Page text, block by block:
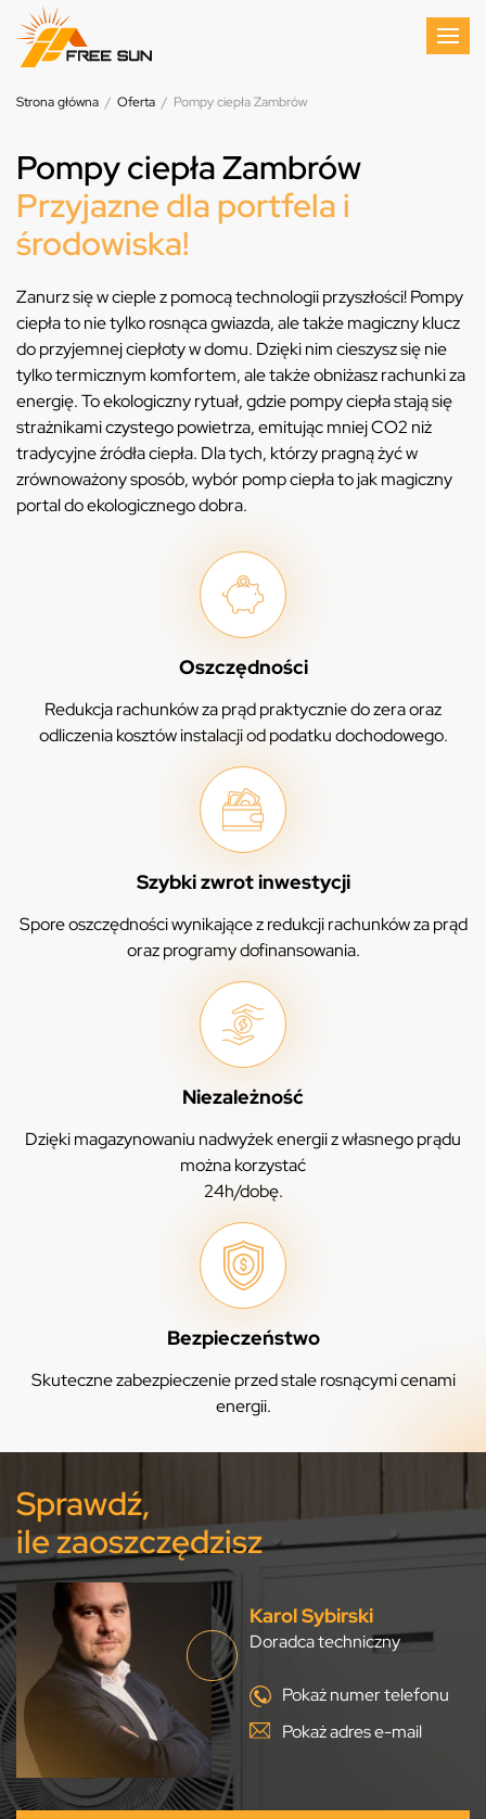
Strona główna / Oferta / Pompy ciepła Zambrów
Pompy ciepła Zambrów
Przyjazne dla portfela i
środowiska!
Zanurz się w cieple z pomocą technologii przyszłości! Pompy
ciepła to nie tylko rosnąca gwiazda, ale także magiczny klucz
do przyjemnej ciepłoty w domu. Dzięki nim cieszysz się nie
tylko termicznym komfortem, ale także obniżasz rachunki za
energię. To ekologiczny rytuał, gdzie pompy ciepła stają się
strażnikami czystego powietrza, emitując mniej CO2 niż
tradycyjne źródła ciepła. Dla tych, którzy pragną żyć w
zrównoważony sposób, wybór pomp ciepła to jak magiczny
portal do ekologicznego dobra.
Oszczędności
Redukcja rachunków za prąd praktycznie do zera oraz
odliczenia kosztów instalacji od podatku dochodowego.
Szybki zwrot inwestycji
Spore oszczędności wynikające z redukcji rachunków za prąd
oraz programy dofinansowania.
Niezależność
Dzięki magazynowaniu nadwyżek energii z własnego prądu
można korzystać
24h/dobę.
Bezpieczeństwo
Skuteczne zabezpieczenie przed stale rosnącymi cenami
energii.
Sprawdź,
ile zaoszczędzisz
Karol Sybirski
Doradca techniczny
Pokaż numer telefonu
Pokaż adres e-mail